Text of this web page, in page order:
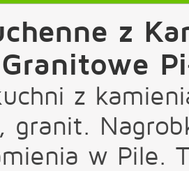
z
z
granit.
w Pile.